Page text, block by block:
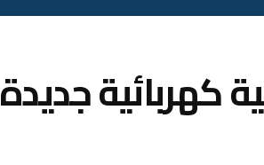
كهربائية جديدة